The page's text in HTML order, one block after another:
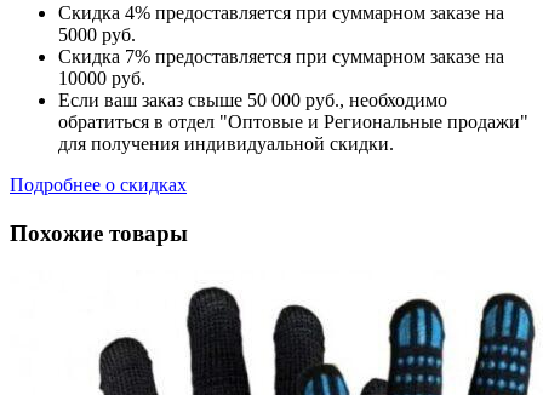
Скидка 4% предоставляется при суммарном заказе на
5000 руб.
Скидка 7% предоставляется при суммарном заказе на
10000 руб.
Если ваш заказ свыше 50 000 руб., необходимо
обратиться в отдел "Оптовые и Региональные продажи"
для получения индивидуальной скидки.
Подробнее о скидках
Похожие товары